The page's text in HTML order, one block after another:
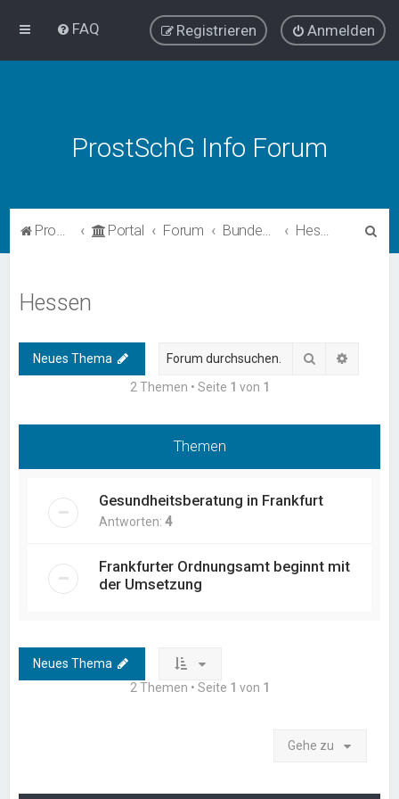
FAQ Anmelden
Registrieren
ProstSchG Info Forum
ProstSchG Portal Forum Bundesländer - Umsetzung und Erfahrungen mit ProstSchG Hessen
Hessen
Neues Thema Suche
2 Themen • Seite 1 von 1
Themen
Gesundheitsberatung in Frankfurt
Antworten:4
Frankfurter Ordnungsamt beginnt mit
der Umsetzung
Neues Thema
2 Themen • Seite 1 von 1
Gehe zu